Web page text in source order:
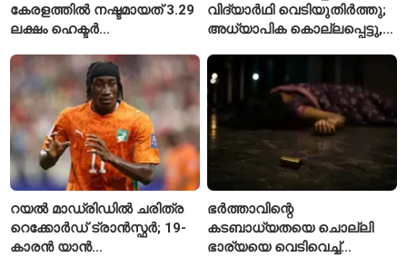
കേരളത്തിൽ നഷ്ടമായത് 3.29
ലക്ഷം ഹെക്ടർ
വിദ്യാർഥി വെടിയുതിർത്തു;
അധ്യാപിക കൊല്ലപ്പെട്ടു,
റയൽ മാഡ്രിഡിൽ ചരിത്ര
റെക്കോർഡ് ട്രാൻസ്ഫർ; 19-
കാരൻ യാൻ
ഭർത്താവിന്റെ
കടബാധ്യതയെ ചൊല്ലി
ഭാര്യയെ വെടിവെച്ച്